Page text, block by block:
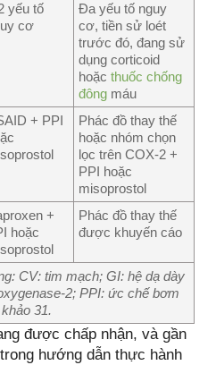
yếu tố
cơ
Đa yếu tố nguy
cơ, tiền sử loét
trước đó, đang sử
dụng corticoid
hoặc thuốc chống
đông máu
+ PPI
Phác đồ thay thế
hoặc nhóm chọn
lọc trên COX-2 +
PPI hoặc
misoprostol
+
hoặc
Phác đồ thay thế
được khuyến cáo
CV: tim mạch; GI: hệ dạ dày
2; PPI: ức chế bơm
31.
được chấp nhận, và gần
hướng dẫn thực hành